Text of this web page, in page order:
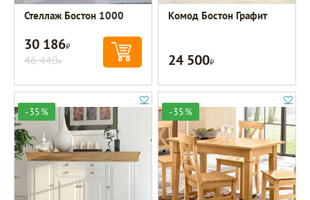
Стеллаж Бостон 1000
30 186Р
46 440Р
Комод Бостон Графит
24 500Р
-35% -35%